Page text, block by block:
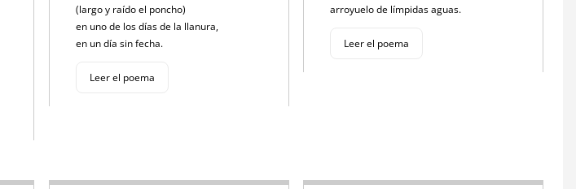
(largo y raído el poncho)
en uno de los días de la llanura,
en un día sin fecha.
Leer el poema
arroyuelo de límpidas aguas.
Leer el poema